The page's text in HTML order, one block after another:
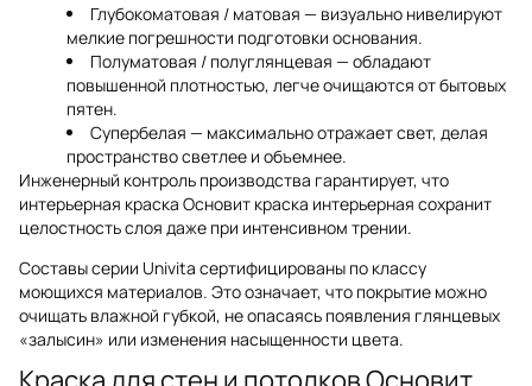
Глубокоматовая / матовая — визуально нивелируют
мелкие погрешности подготовки основания.
Полуматовая / полуглянцевая — обладают
повышенной плотностью, легче очищаются от бытовых
пятен.
Супербелая — максимально отражает свет, делая
пространство светлее и объемнее.
Инженерный контроль производства гарантирует, что
интерьерная краска Основит краска интерьерная сохранит
целостность слоя даже при интенсивном трении.
Составы серии Univita сертифицированы по классу
моющихся материалов. Это означает, что покрытие можно
очищать влажной губкой, не опасаясь появления глянцевых
«залысин» или изменения насыщенности цвета.